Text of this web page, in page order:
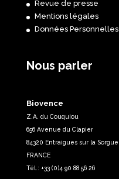
Revue de presse
Mentions légales
Données Personnelles
Nous parler
Biovence
Z.A. du Couquiou
656 Avenue du Clapier
84320 Entraigues sur la Sorgue
FRANCE
Tél.: +33 (0)4 90 88 56 26